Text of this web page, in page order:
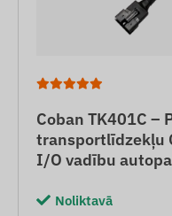
Coban TK401C –
transportlīdzekļu
I/O vadību
Noliktavā